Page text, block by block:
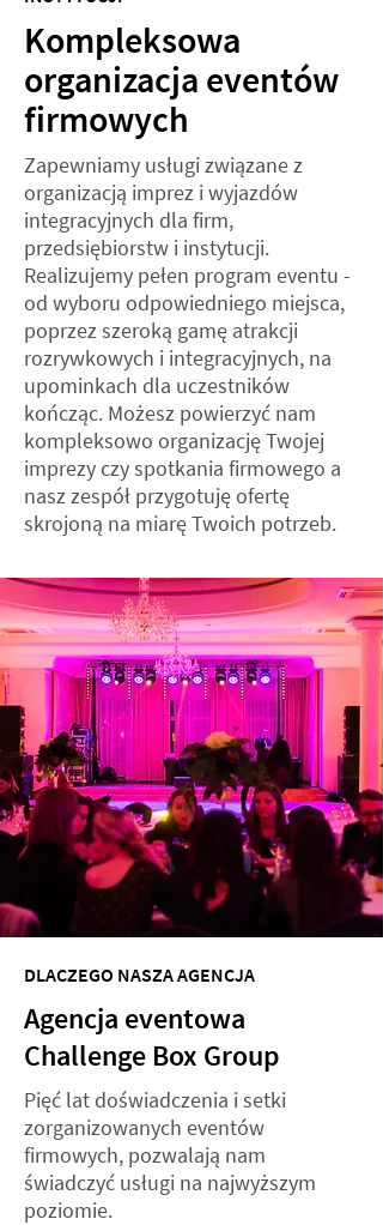
Kompleksowa
organizacja eventów
firmowych
Zapewniamy usługi związane z
organizacją imprez i wyjazdów
integracyjnych dla firm,
przedsiębiorstw i instytucji.
Realizujemy pełen program eventu -
od wyboru odpowiedniego miejsca,
poprzez szeroką gamę atrakcji
rozrywkowych i integracyjnych, na
upominkach dla uczestników
kończąc. Możesz powierzyć nam
kompleksowo organizację Twojej
imprezy czy spotkania firmowego a
nasz zespół przygotuję ofertę
skrojoną na miarę Twoich potrzeb.
DLACZEGO NASZA AGENCJA
Agencja eventowa
Challenge Box Group
Pięć lat doświadczenia i setki
zorganizowanych eventów
firmowych, pozwalają nam
świadczyć usługi na najwyższym
poziomie.